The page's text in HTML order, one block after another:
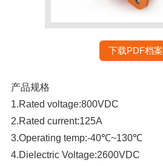
下载PDF档案
产品规格
1.Rated voltage:800VDC
2.Rated current:125A
3.Operating temp:-40℃~130℃
4.Dielectric Voltage:2600VDC